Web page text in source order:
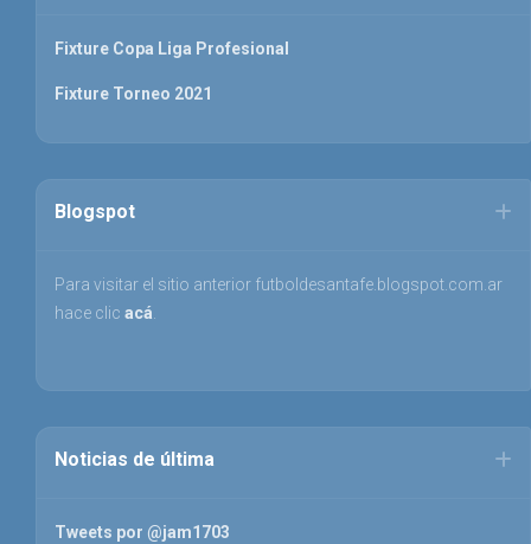
Fixture Copa Liga Profesional
Fixture Torneo 2021
Blogspot
Para visitar el sitio anterior futboldesantafe.blogspot.com.ar
hace clic acá.
Noticias de última
Tweets por @jam1703